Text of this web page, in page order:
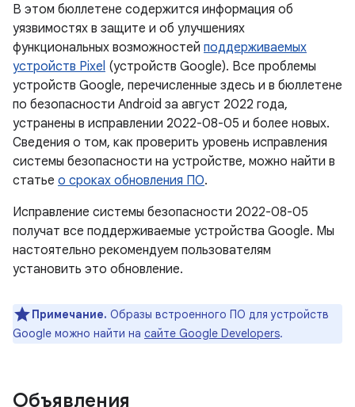
В этом бюллетене содержится информация об
уязвимостях в защите и об улучшениях
функциональных возможностей поддерживаемых
устройств Pixel (устройств Google). Все проблемы
устройств Google, перечисленные здесь и в бюллетене
по безопасности Android за август 2022 года,
устранены в исправлении 2022-08-05 и более новых.
Сведения о том, как проверить уровень исправления
системы безопасности на устройстве, можно найти в
статье о сроках обновления ПО.
Исправление системы безопасности 2022-08-05
получат все поддерживаемые устройства Google. Мы
настоятельно рекомендуем пользователям
установить это обновление.
Примечание. Образы встроенного ПО для устройств
Google можно найти на сайте Google Developers.
Объявления